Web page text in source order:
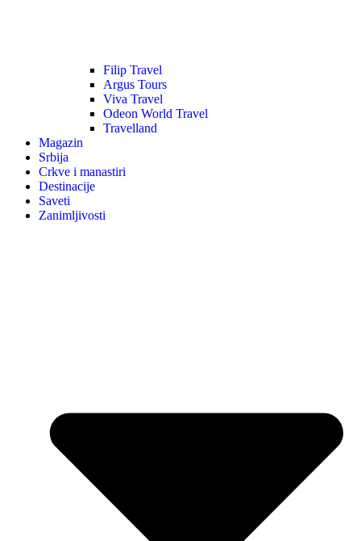
Filip Travel
Argus Tours
Viva Travel
Odeon World Travel
Travelland
Magazin
Srbija
Crkve i manastiri
Destinacije
Saveti
Zanimljivosti